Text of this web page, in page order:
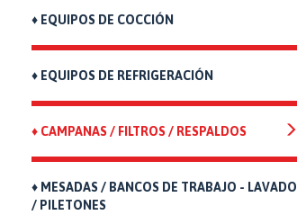
♦ EQUIPOS DE COCCIÓN
♦ EQUIPOS DE REFRIGERACIÓN
♦ CAMPANAS / FILTROS / RESPALDOS
♦ MESADAS / BANCOS DE TRABAJO - LAVADO
/ PILETONES